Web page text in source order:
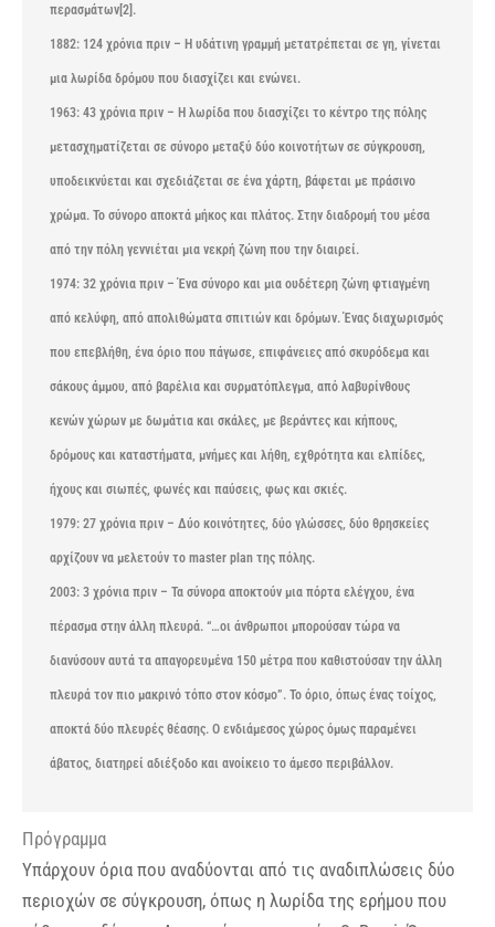
περασμάτων[2].
1882: 124 χρόνια πριν – Η υδάτινη γραμμή μετατρέπεται σε γη, γίνεται
μια λωρίδα δρόμου που διασχίζει και ενώνει.
1963: 43 χρόνια πριν – Η λωρίδα που διασχίζει το κέντρο της πόλης
μετασχηματίζεται σε σύνορο μεταξύ δύο κοινοτήτων σε σύγκρουση,
υποδεικνύεται και σχεδιάζεται σε ένα χάρτη, βάφεται με πράσινο
χρώμα. Το σύνορο αποκτά μήκος και πλάτος. Στην διαδρομή του μέσα
από την πόλη γεννιέται μια νεκρή ζώνη που την διαιρεί.
1974: 32 χρόνια πριν – Ένα σύνορο και μια ουδέτερη ζώνη φτιαγμένη
από κελύφη, από απολιθώματα σπιτιών και δρόμων. Ένας διαχωρισμός
που επεβλήθη, ένα όριο που πάγωσε, επιφάνειες από σκυρόδεμα και
σάκους άμμου, από βαρέλια και συρματόπλεγμα, από λαβυρίνθους
κενών χώρων με δωμάτια και σκάλες, με βεράντες και κήπους,
δρόμους και καταστήματα, μνήμες και λήθη, εχθρότητα και ελπίδες,
ήχους και σιωπές, φωνές και παύσεις, φως και σκιές.
1979: 27 χρόνια πριν – Δύο κοινότητες, δύο γλώσσες, δύο θρησκείες
αρχίζουν να μελετούν το master plan της πόλης.
2003: 3 χρόνια πριν – Τα σύνορα αποκτούν μια πόρτα ελέγχου, ένα
πέρασμα στην άλλη πλευρά. “…οι άνθρωποι μπορούσαν τώρα να
διανύσουν αυτά τα απαγορευμένα 150 μέτρα που καθιστούσαν την άλλη
πλευρά τον πιο μακρινό τόπο στον κόσμο”. Το όριο, όπως ένας τοίχος,
αποκτά δύο πλευρές θέασης. Ο ενδιάμεσος χώρος όμως παραμένει
άβατος, διατηρεί αδιέξοδο και ανοίκειο το άμεσο περιβάλλον.
Πρόγραμμα
Υπάρχουν όρια που αναδύονται από τις αναδιπλώσεις δύο
περιοχών σε σύγκρουση, όπως η λωρίδα της ερήμου που